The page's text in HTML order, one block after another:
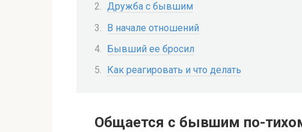
Дружба с бывшим
В начале отношений
Бывший ее бросил
Как реагировать и что делать
Общается с бывшим по-